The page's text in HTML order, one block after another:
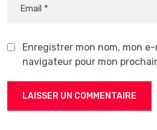
Enregistrer mon nom, mon
navigateur pour mon